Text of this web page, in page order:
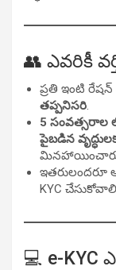
👥 ఎవరికీ
ప్రతి ఇంటి రేషన్
తప్పనిసరి.
5 సంవత్సరాల
పైబడిన
KYC
💻 e-